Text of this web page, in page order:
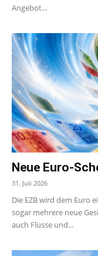
Angebot...
Neue Euro-
31. Juli 2026
Die EZB wird dem Euro
sogar mehrere neue
auch Flüsse und...